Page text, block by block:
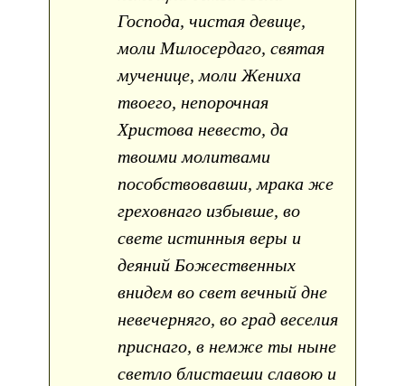
Господа, чистая девице,
моли Милосердаго, святая
мученице, моли Жениха
твоего, непорочная
Христова невесто, да
твоими молитвами
пособствовавши, мрака же
греховнаго избывше, во
свете истинныя веры и
деяний Божественных
внидем во свет вечный дне
невечерняго, во град веселия
приснаго, в немже ты ныне
светло блистаеши славою и